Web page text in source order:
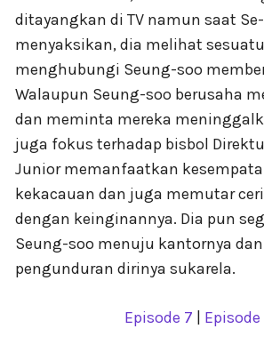
ditayangkan di TV namun saat
menyaksikan, dia melihat
menghubungi Seung-soo
Walaupun Seung-soo berusaha
dan meminta mereka
juga fokus terhadap bisbol
Junior memanfaatkan
kekacauan dan juga memutar
dengan keinginannya. Dia pun
Seung-soo menuju kantornya
pengunduran dirinya sukarela.
Episode 7 Episode